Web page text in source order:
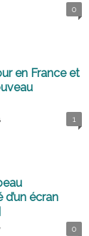
0
en France et
1
écran
0